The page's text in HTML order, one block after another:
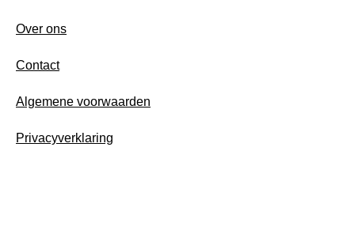
Over ons
Contact
Algemene voorwaarden
Privacyverklaring